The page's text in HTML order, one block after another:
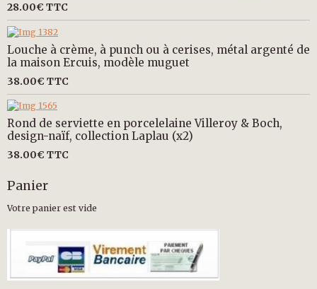
28.00€ TTC
Louche à crème, à punch ou à cerises, métal argenté de
la maison Ercuis, modèle muguet
38.00€ TTC
Rond de serviette en porcelelaine Villeroy & Boch,
design-naïf, collection Laplau (x2)
38.00€ TTC
Panier
Votre panier est vide